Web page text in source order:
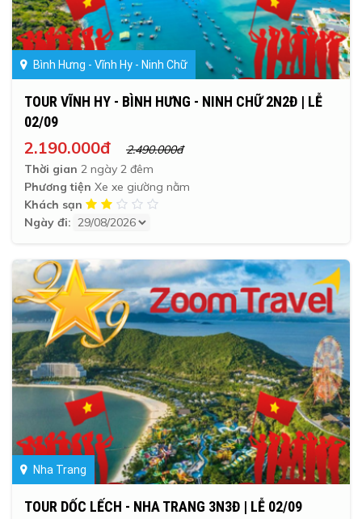
Bình Hưng - Vĩnh Hy - Ninh Chữ
TOUR VĨNH HY - BÌNH HƯNG - NINH CHỮ 2N2Đ | LỄ
02/09
2.190.000đ
2.490.000đ
Thời gian 2 ngày 2 đêm
Phương tiện Xe xe giường nằm
Khách sạn
Ngày đi:
Nha Trang
TOUR DỐC LẾCH - NHA TRANG 3N3Đ | LỄ 02/09